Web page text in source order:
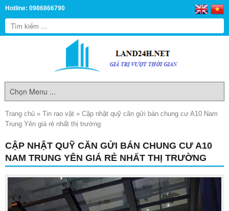
Hotline: 0986866790
Trang chủ » Tin rao vặt » Cập nhật quỹ căn gửi bán chung cư A10 Nam
Trung Yên giá rẻ nhất thị trường
CẬP NHẬT QUỸ CĂN GỬI BÁN CHUNG CƯ A10
NAM TRUNG YÊN GIÁ RẺ NHẤT THỊ TRƯỜNG